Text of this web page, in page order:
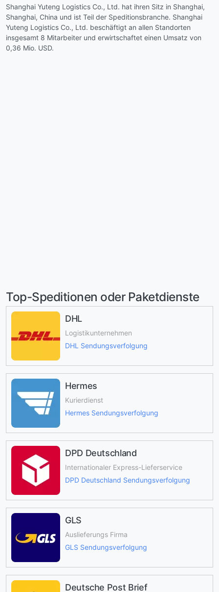
Shanghai Yuteng Logistics Co., Ltd. hat ihren Sitz in Shanghai,
Shanghai, China und ist Teil der Speditionsbranche. Shanghai
Yuteng Logistics Co., Ltd. beschäftigt an allen Standorten
insgesamt 8 Mitarbeiter und erwirtschaftet einen Umsatz von
0,36 Mio. USD.
Top-Speditionen oder Paketdienste
DHL
Logistikunternehmen
DHL Sendungsverfolgung
Hermes
Kurierdienst
Hermes Sendungsverfolgung
DPD Deutschland
Internationaler Express-Lieferservice
DPD Deutschland Sendungsverfolgung
GLS
Auslieferungs Firma
GLS Sendungsverfolgung
Deutsche Post Brief